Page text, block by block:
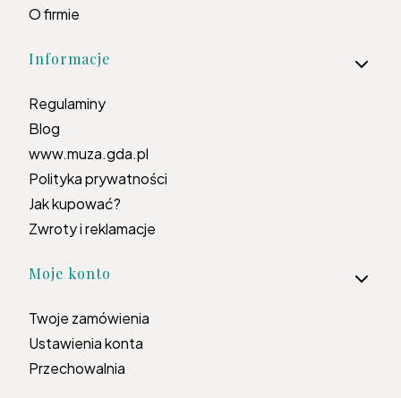
O firmie
Informacje
Regulaminy
Blog
www.muza.gda.pl
Polityka prywatności
Jak kupować?
Zwroty i reklamacje
Moje konto
Twoje zamówienia
Ustawienia konta
Przechowalnia